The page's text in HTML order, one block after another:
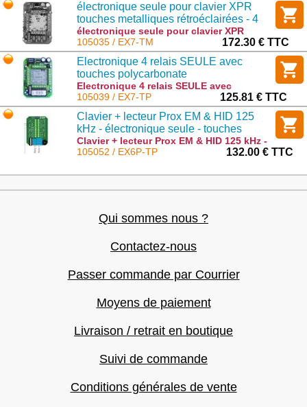
électronique seule pour clavier XPR
touches metalliques rétroéclairées - 4
relais - 99 codes
électronique seule pour clavier XPR
touches metalliques rétroéclairées - 4
relais - 99 codes : EX7-TM
105035 / EX7-TM
172.30 € TTC
Electronique 4 relais SEULE avec
touches polycarbonate
Electronique 4 relais SEULE avec
touches polycarbonate : EX7-TP
105039 / EX7-TP
125.81 € TTC
Clavier + lecteur Prox EM & HID 125
kHz - électronique seule - touches
plastiques rétroéclairées - 2 relais - bus
RS-485 - 1000 codes/badges
Clavier + lecteur Prox EM & HID 125 kHz -
électronique seule - touches plastiques
1000 codes/badges : EX6P-TP
105052 / EX6P-TP 132.00 € TTC
Qui sommes nous ?
Contactez-nous
Passer commande par Courrier
Moyens de paiement
Livraison / retrait en boutique
Suivi de commande
Conditions générales de vente